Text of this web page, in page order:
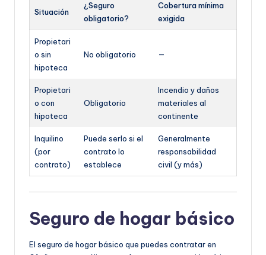
Situación
¿Seguro
obligatorio?
Cobertura mínima
exigida
Propietari
o sin
hipoteca
No obligatorio —
Propietari
o con
hipoteca
Obligatorio
Incendio y daños
materiales al
continente
Inquilino
(por
contrato)
Puede serlo si el
contrato lo
establece
Generalmente
responsabilidad
civil (y más)
Seguro de hogar básico
El seguro de hogar básico que puedes contratar en